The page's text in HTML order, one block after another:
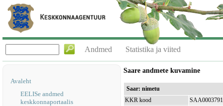
Andmed Statistika ja viited
Avaleht
EELISe andmed
keskkonnaportaalis
Saare andmete kuvamine
Saar: nimetu
KKR kood
SAA0003791